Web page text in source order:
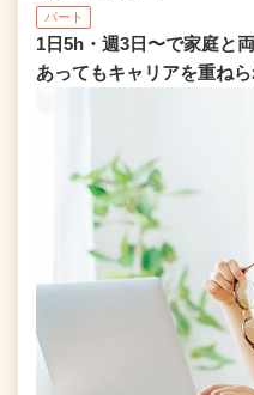
パート
1日5h・週3日〜で家庭と
あってもキャリアを重ねら